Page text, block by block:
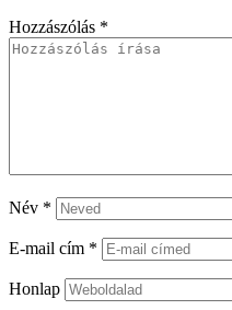
Hozzászólás *
Név *
E-mail cím *
Honlap